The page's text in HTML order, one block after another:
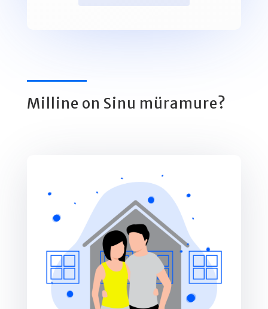
Milline on Sinu müramure?